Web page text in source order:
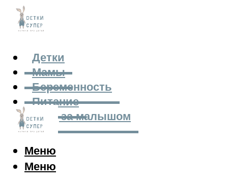
Детки
Мамы
Беременность
Питание
Уход за малышом
Меню
Меню